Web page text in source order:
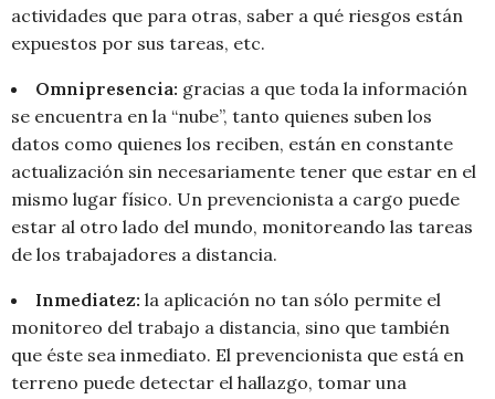
actividades que para otras, saber a qué riesgos están
expuestos por sus tareas, etc.
Omnipresencia: gracias a que toda la información
se encuentra en la “nube”, tanto quienes suben los
datos como quienes los reciben, están en constante
actualización sin necesariamente tener que estar en el
mismo lugar físico. Un prevencionista a cargo puede
estar al otro lado del mundo, monitoreando las tareas
de los trabajadores a distancia.
Inmediatez: la aplicación no tan sólo permite el
monitoreo del trabajo a distancia, sino que también
que éste sea inmediato. El prevencionista que está en
terreno puede detectar el hallazgo, tomar una